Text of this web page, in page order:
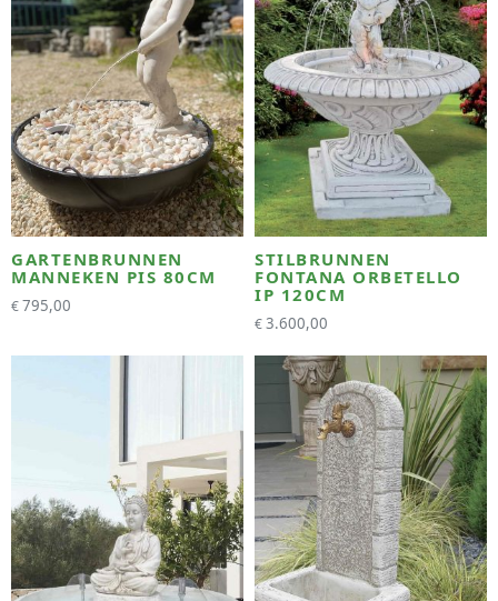
GARTENBRUNNEN
MANNEKEN PIS 80CM
€795,00
STILBRUNNEN
FONTANA ORBETELLO
IP 120CM
€3.600,00